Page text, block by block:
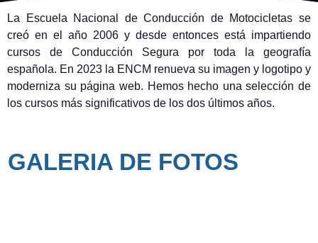
La Escuela Nacional de Conducción de Motocicletas se
creó en el año 2006 y desde entonces está impartiendo
cursos de Conducción Segura por toda la geografía
española. En 2023 la ENCM renueva su imagen y logotipo y
moderniza su página web. Hemos hecho una selección de
los cursos más significativos de los dos últimos años.
GALERIA DE FOTOS